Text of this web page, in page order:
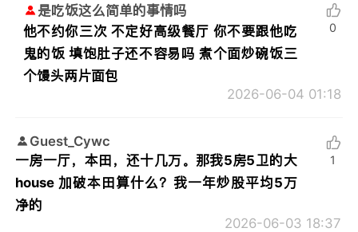
是吃饭这么简单的事情吗
他不约你三次 不定好高级餐厅 你不要跟他吃
鬼的饭 填饱肚子还不容易吗 煮个面炒碗饭三
个馒头两片面包
2026-06-04 01:18
0
Guest_Cywc
一房一厅，本田，还十几万。那我5房5卫的大
house 加破本田算什么？我一年炒股平均5万
净的
2026-06-03 18:37
1